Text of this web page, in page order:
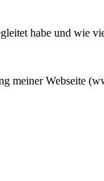
habe und wie
meiner Webseite